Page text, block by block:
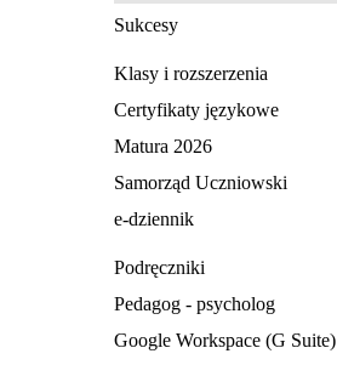
Sukcesy
Klasy i rozszerzenia
Certyfikaty językowe
Matura 2026
Samorząd Uczniowski
e-dziennik
Podręczniki
Pedagog - psycholog
Google Workspace (G Suite)